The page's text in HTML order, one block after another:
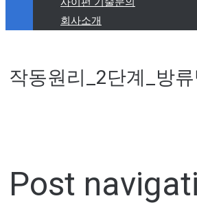
회사소개
작동원리_2단계_방
Post